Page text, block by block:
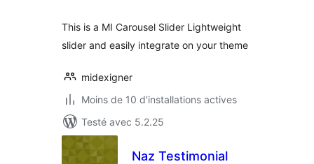
This is a MI Carousel Slider Lightweight
slider and easily integrate on your theme
midexigner
Moins de 10 d'installations actives
Testé avec 5.2.25
Naz Testimonial